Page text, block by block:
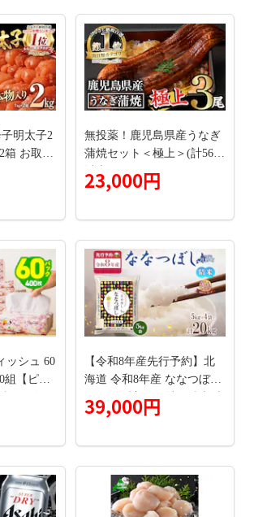
明太子2
箱 お取り
ン わけ
んたい
認定
無投薬！鹿児島県産うなぎ
蒲焼セット＜極上＞(計560g
以上・160g～236g×3尾)タ
レ・山椒付き鰻ウナギ国産
23,000円
ッシュ 60
組【ピュ
価 人気
日用品
【令和8年産先行予約】北
海道 令和8年産 ななつぼし
5kg×4袋 計20kg 特A 精米 米
白米 ご飯 お米 ごはん 国産
直送 送料無料 月形
39,000円